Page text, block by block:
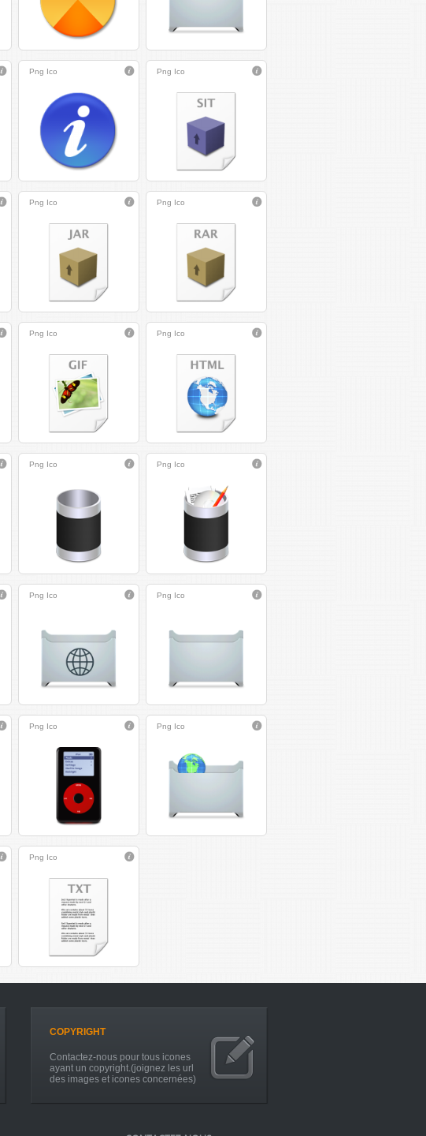
Png Ico Png Ico
Png Ico Png Ico
Png Ico Png Ico
Png Ico Png Ico
Png Ico Png Ico
Png Ico Png Ico
Png Ico
COPYRIGHT
Contactez-nous pour tous icones
ayant un copyright.(joignez les url
des images et icones concernées)